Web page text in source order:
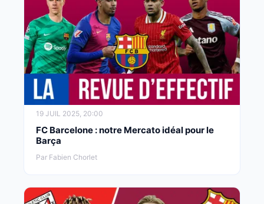
19 JUIL 2025, 20:00
FC Barcelone : notre Mercato idéal pour le
Barça
Par Fabien Chorlet